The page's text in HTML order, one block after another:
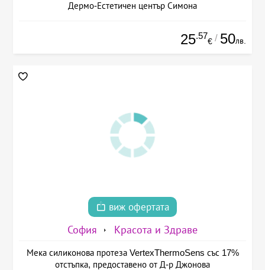
Дермо-Естетичен център Симона
25.57
€ / 50лв.
виж офертата
София Красота и Здраве
Мека силиконова протеза VertexThermoSens със 17%
отстъпка, предоставено от Д-р Джонова